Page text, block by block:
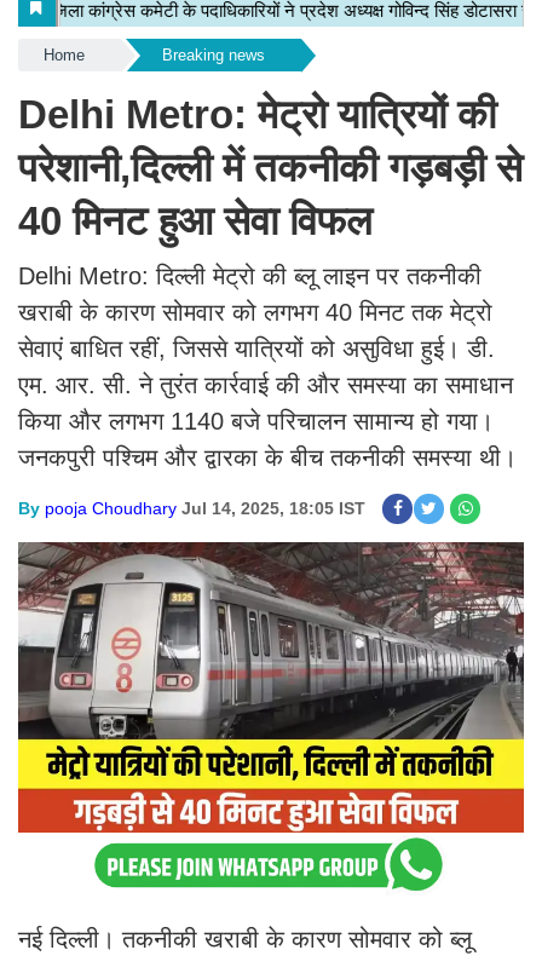
Home Breaking news
Delhi Metro: मेट्रो यात्रियों की
परेशानी,दिल्ली में तकनीकी गड़बड़ी से
40 मिनट हुआ सेवा विफल
Delhi Metro: दिल्ली मेट्रो की ब्लू लाइन पर तकनीकी
खराबी के कारण सोमवार को लगभग 40 मिनट तक मेट्रो
सेवाएं बाधित रहीं, जिससे यात्रियों को असुविधा हुई। डी.
एम. आर. सी. ने तुरंत कार्रवाई की और समस्या का समाधान
किया और लगभग 1140 बजे परिचालन सामान्य हो गया।
जनकपुरी पश्चिम और द्वारका के बीच तकनीकी समस्या थी।
By pooja Choudhary Jul 14, 2025, 18:05 IST
नई दिल्ली। तकनीकी खराबी के कारण सोमवार को ब्लू